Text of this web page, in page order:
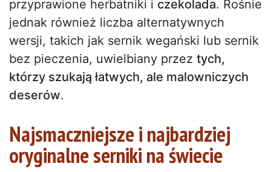
przyprawione herbatniki i czekolada. Rośnie
jednak również liczba alternatywnych
wersji, takich jak sernik wegański lub sernik
bez pieczenia, uwielbiany przez tych,
którzy szukają łatwych, ale malowniczych
deserów.
Najsmaczniejsze i najbardziej
oryginalne serniki na świecie